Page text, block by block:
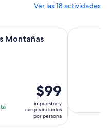
persona
Ver las 18 actividades
Montañas
El
precio
es
de
$99
impuestos y
cargos incluidos
por persona
Se abrirá en una nueva
El